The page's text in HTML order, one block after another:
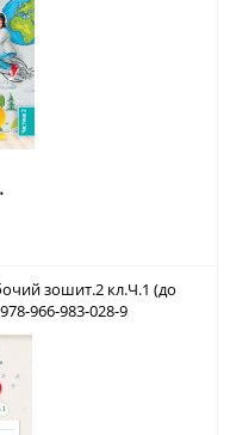
зошит.2 кл.Ч.1 (до
966-983-028-9